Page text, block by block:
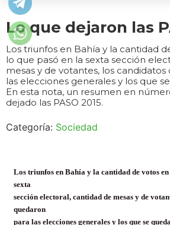
Lo que dejaron las
Los triunfos en Bahía y la cantidad
lo que pasó en la sexta sección
mesas y de votantes, los
las elecciones generales y los que
En esta nota, un resumen en
dejado las PASO 2015.
Categoría: Sociedad
Los triunfos en Bahía y la cantidad de votos
sexta
sección electoral, cantidad de mesas y de
quedaron
para las elecciones generales y los que se